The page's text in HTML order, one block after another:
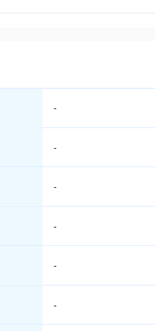
-
-
-
-
-
-